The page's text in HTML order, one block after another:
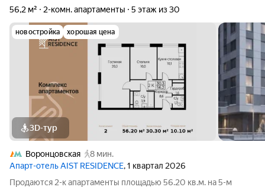
56,2 м²
2-комн. апартаменты 5 этаж из 30
новостройка хорошая цена
3D-тур
Воронцовская
8 мин.
Апарт-отель AIST RESIDENCE, 1 квартал 2026
Продаются 2-к апартаменты площадью 56.20 кв.м. на 5-м